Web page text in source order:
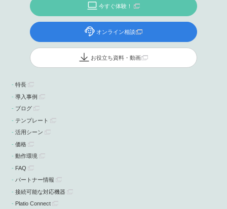
今すぐ体験！
オンライン相談
お役立ち資料・動画
特長
導入事例
ブログ
テンプレート
活用シーン
価格
動作環境
FAQ
パートナー情報
接続可能な対応機器
Platio Connect